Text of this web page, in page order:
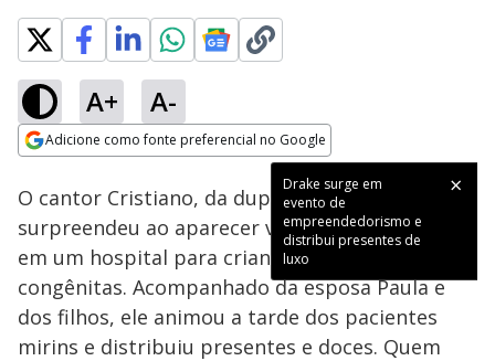
A+ A-
Adicione como fonte preferencial no Google
Drake surge em
evento de
empreendedorismo e
distribui presentes de
luxo
Ativar
100.00%
O cantor Cristiano, da dupla com Zé Neto,
surpreendeu ao aparecer vestido de Batman
em um hospital para crianças com cardiopatias
congênitas. Acompanhado da esposa Paula e
dos filhos, ele animou a tarde dos pacientes
mirins e distribuiu presentes e doces. Quem